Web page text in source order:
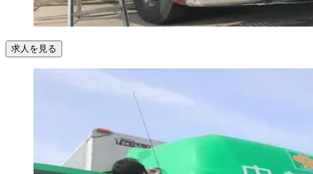
求人を見る